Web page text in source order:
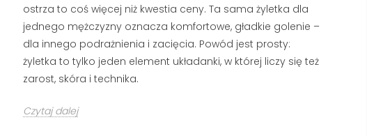
ostrza to coś więcej niż kwestia ceny. Ta sama żyletka dla
jednego mężczyzny oznacza komfortowe, gładkie golenie –
dla innego podrażnienia i zacięcia. Powód jest prosty:
żyletka to tylko jeden element układanki, w której liczy się też
zarost, skóra i technika.
Czytaj dalej